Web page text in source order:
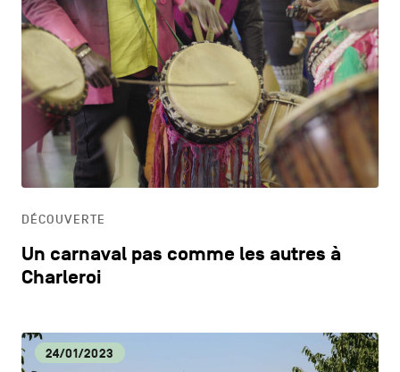
DÉCOUVERTE
Un carnaval pas comme les autres à
Charleroi
24/01/2023